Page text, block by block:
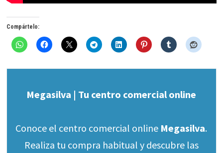
Compártelo:
Megasilva | Tu centro comercial online
Conoce el centro comercial online Megasilva.
Realiza tu compra habitual y descubre las